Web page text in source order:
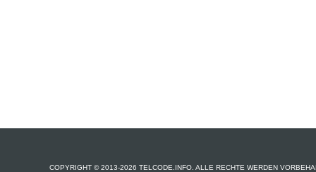
COPYRIGHT © 2013-2026 TELCODE.INFO. ALLE RECHTE WERDEN